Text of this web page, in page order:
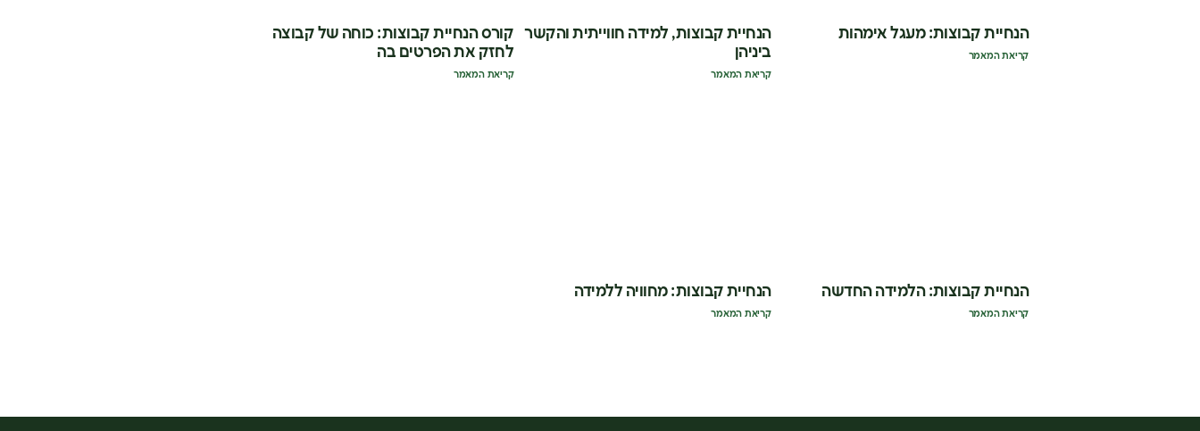
הנחיית קבוצות: מעגל אימהות
קריאת המאמר
הנחיית קבוצות, למידה חווייתית והקשר
ביניהן
קריאת המאמר
קורס הנחיית קבוצות: כוחה של קבוצה
לחזק את הפרטים בה
קריאת המאמר
הנחיית קבוצות: הלמידה החדשה
קריאת המאמר
הנחיית קבוצות: מחוויה ללמידה
קריאת המאמר